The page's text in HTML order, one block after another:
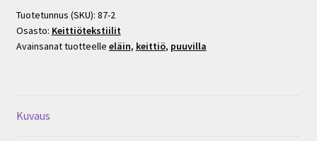
Tuotetunnus (SKU): 87-2
Osasto: Keittiötekstiilit
Avainsanat tuotteelle eläin, keittiö, puuvilla
Kuvaus